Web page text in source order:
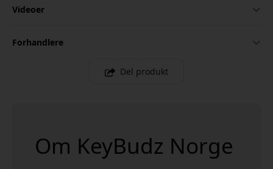
Videoer
Forhandlere
Del produkt
Om KeyBudz Norge